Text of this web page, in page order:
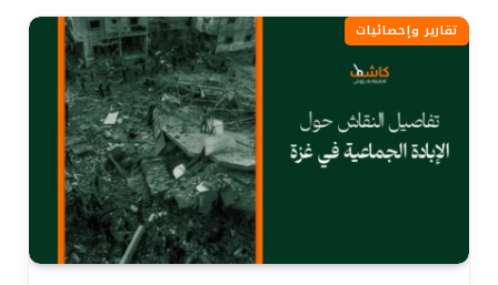
تقارير وإحصائيات